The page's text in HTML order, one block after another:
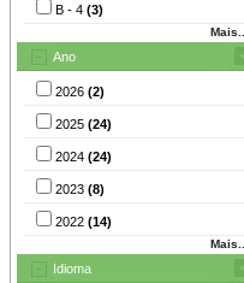
B - 4 (3)
Mais...
Ano
2026 (2)
2025 (24)
2024 (24)
2023 (8)
2022 (14)
Mais...
Idioma